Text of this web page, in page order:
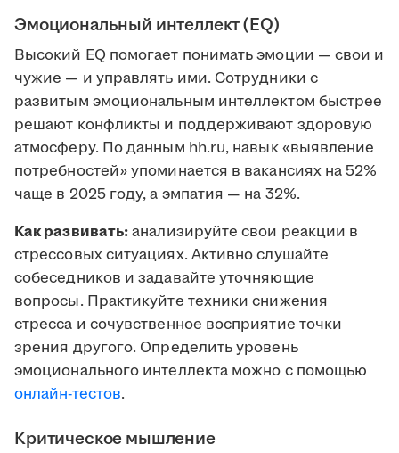
Эмоциональный интеллект (EQ)
Высокий EQ помогает понимать эмоции — свои и
чужие — и управлять ими. Сотрудники с
развитым эмоциональным интеллектом быстрее
решают конфликты и поддерживают здоровую
атмосферу. По данным hh.ru, навык «выявление
потребностей» упоминается в вакансиях на 52%
чаще в 2025 году, а эмпатия — на 32%.
Как развивать:анализируйте свои реакции в
стрессовых ситуациях. Активно слушайте
собеседников и задавайте уточняющие
вопросы. Практикуйте техники снижения
стресса и сочувственное восприятие точки
зрения другого. Определить уровень
эмоционального интеллекта можно с помощью
онлайн-тестов.
Критическое мышление